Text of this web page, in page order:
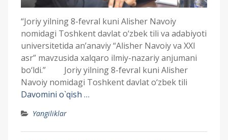
“Joriy yilning 8-fevral kuni Alisher Navoiy
nomidagi Toshkent davlat o‘zbek tili va adabiyoti
universitetida an’anaviy “Alisher Navoiy va XXI
asr” mavzusida xalqaro ilmiy-nazariy anjumani
bo‘ldi.” Joriy yilning 8-fevral kuni Alisher
Navoiy nomidagi Toshkent davlat o‘zbek tili
Davomini o`qish …
Yangiliklar